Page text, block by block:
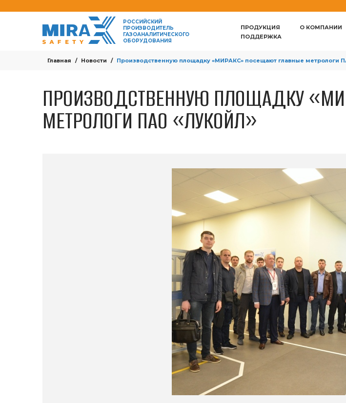
РОССИЙСКИЙ
ПРОИЗВОДИТЕЛЬ
ГАЗОАНАЛИТИЧЕСКОГО
ОБОРУДОВАНИЯ
ПРОДУКЦИЯ О КОМПАНИИ
ПОДДЕРЖКА
Главная Новости Производственную площадку «МИРАКС» посещают главные метрологи
ПРОИЗВОДСТВЕННУЮ ПЛОЩАДКУ
МЕТРОЛОГИ ПАО «ЛУКОЙЛ»